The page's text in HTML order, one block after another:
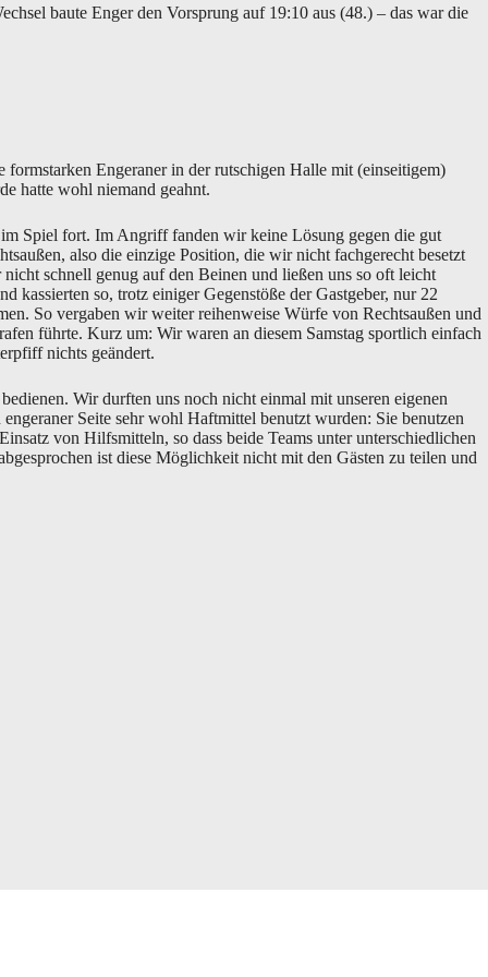
baute Enger den Vorsprung auf 19:10 aus (48.) – das war die
Engeraner in der rutschigen Halle mit (einseitigem)
hatte wohl niemand geahnt.
Spiel fort. Im Angriff fanden wir keine Lösung gegen die gut
also die einzige Position, die wir nicht fachgerecht besetzt
schnell genug auf den Beinen und ließen uns so oft leicht
kassierten so, trotz einiger Gegenstöße der Gastgeber, nur 22
So vergaben wir weiter reihenweise Würfe von Rechtsaußen und
führte. Kurz um: Wir waren an diesem Samstag sportlich einfach
nichts geändert.
Wir durften uns noch nicht einmal mit unseren eigenen
Seite sehr wohl Haftmittel benutzt wurden: Sie benutzen
von Hilfsmitteln, so dass beide Teams unter unterschiedlichen
ist diese Möglichkeit nicht mit den Gästen zu teilen und